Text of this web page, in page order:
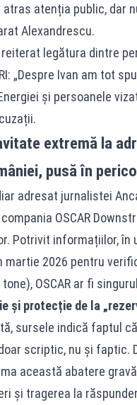
atras atenția public,
Alexandrescu.
legătura dintre
„Despre Ivan am tot
și persoanele
extremă la
pusă în
adresat jurnalistei
OSCAR
Potrivit informațiilor, în
martie 2026 pentru
OSCAR ar fi
și protecție de la
sursele indică faptul
scriptic, nu și faptic.
această abatere
și tragerea la